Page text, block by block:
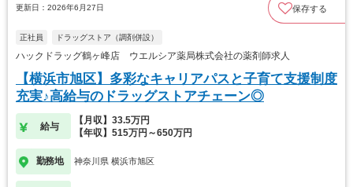
更新日：2026年6月27日 保存する
正社員 ドラッグストア（調剤併設）
ハックドラッグ鶴ヶ峰店 ウエルシア薬局株式会社の薬剤師求人
【横浜市旭区】多彩なキャリアパスと子育て支援制度
充実♪高給与のドラッグストアチェーン◎
給与
【月収】33.5万円
【年収】515万円～650万円
勤務地 神奈川県 横浜市旭区